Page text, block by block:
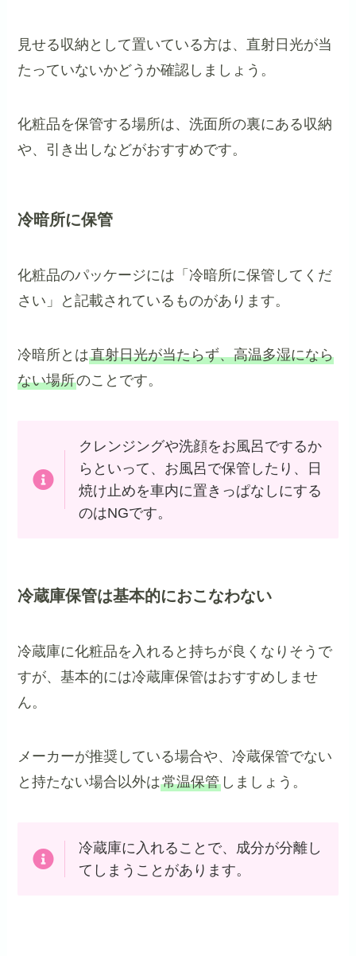
見せる収納として置いている方は、直射日光が当
たっていないかどうか確認しましょう。
化粧品を保管する場所は、洗面所の裏にある収納
や、引き出しなどがおすすめです。
冷暗所に保管
化粧品のパッケージには「冷暗所に保管してくだ
さい」と記載されているものがあります。
冷暗所とは直射日光が当たらず、高温多湿になら
ない場所のことです。
クレンジングや洗顔をお風呂でするか
らといって、お風呂で保管したり、日
焼け止めを車内に置きっぱなしにする
のはNGです。
冷蔵庫保管は基本的におこなわない
冷蔵庫に化粧品を入れると持ちが良くなりそうで
すが、基本的には冷蔵庫保管はおすすめしませ
ん。
メーカーが推奨している場合や、冷蔵保管でない
と持たない場合以外は常温保管 しましょう。
冷蔵庫に入れることで、成分が分離し
てしまうことがあります。